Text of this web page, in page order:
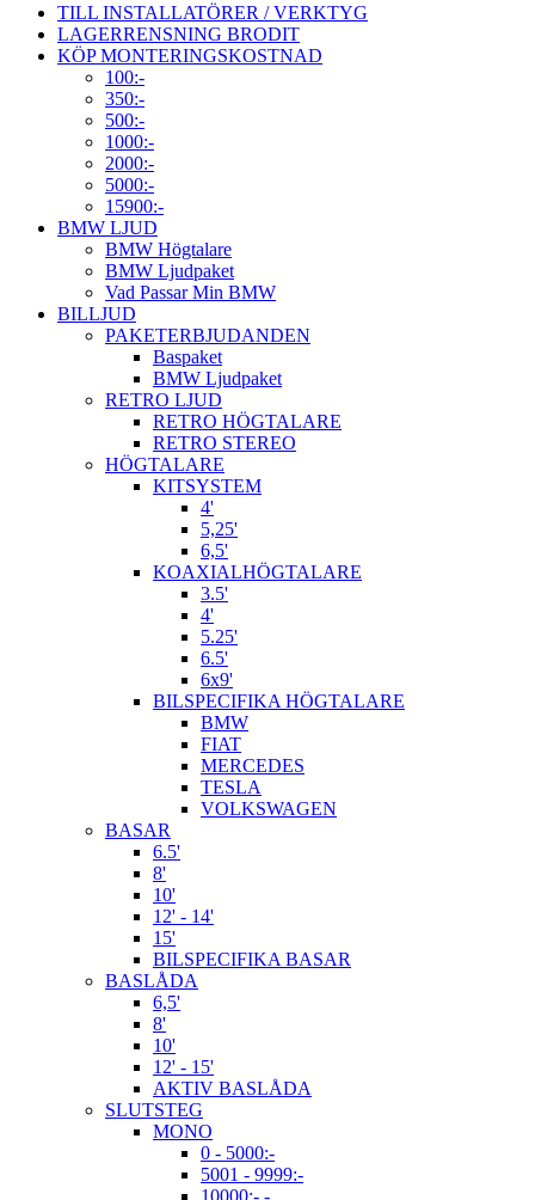
TILL INSTALLATÖRER / VERKTYG
LAGERRENSNING BRODIT
KÖP MONTERINGSKOSTNAD
100:-
350:-
500:-
1000:-
2000:-
5000:-
15900:-
BMW LJUD
BMW Högtalare
BMW Ljudpaket
Vad Passar Min BMW
BILLJUD
PAKETERBJUDANDEN
Baspaket
BMW Ljudpaket
RETRO LJUD
RETRO HÖGTALARE
RETRO STEREO
HÖGTALARE
KITSYSTEM
4'
5,25'
6,5'
KOAXIALHÖGTALARE
3.5'
4'
5.25'
6.5'
6x9'
BILSPECIFIKA HÖGTALARE
BMW
FIAT
MERCEDES
TESLA
VOLKSWAGEN
BASAR
6.5'
8'
10'
12' - 14'
15'
BILSPECIFIKA BASAR
BASLÅDA
6,5'
8'
10'
12' - 15'
AKTIV BASLÅDA
SLUTSTEG
MONO
0 - 5000:-
5001 - 9999:-
10000:- -